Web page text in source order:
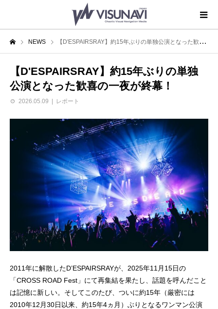
NEWS 【D'ESPAIRSRAY】約15年ぶりの単独公演となった歓喜の一夜が終幕！
【D'ESPAIRSRAY】約15年ぶりの単独
公演となった歓喜の一夜が終幕！
2026.05.09 レポート
2011年に解散したD’ESPAIRSRAYが、2025年11月15日の
「CROSS ROAD Fest」にて再集結を果たし、話題を呼んだこと
は記憶に新しい。そしてこのたび、ついに約15年（厳密には
2010年12月30日以来、約15年4ヵ月）ぶりとなるワンマン公演